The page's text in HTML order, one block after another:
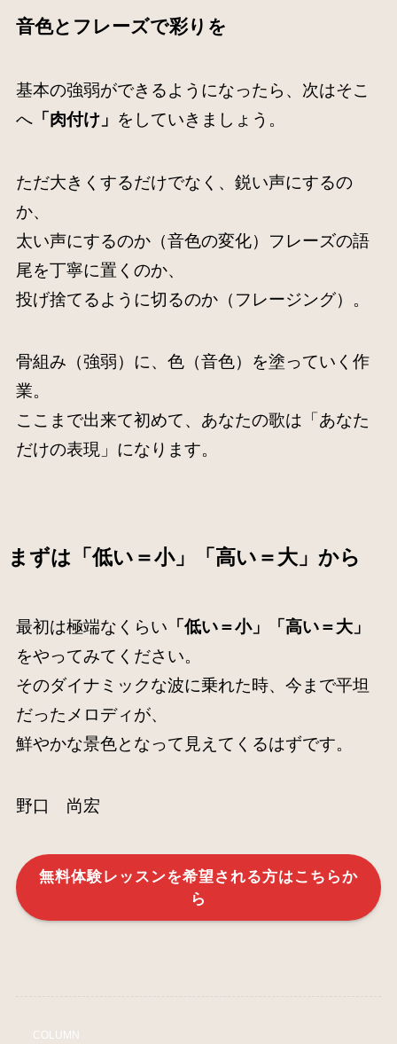
音色とフレーズで彩りを
基本の強弱ができるようになったら、次はそこ
へ「肉付け」 をしていきましょう。
ただ大きくするだけでなく、鋭い声にするの
か、
太い声にするのか（音色の変化）フレーズの語
尾を丁寧に置くのか、
投げ捨てるように切るのか（フレージング）。
骨組み（強弱）に、色（音色）を塗っていく作
業。
ここまで出来て初めて、あなたの歌は「あなた
だけの表現」になります。
まずは 「低い＝小」「高い＝大」 から
最初は極端なくらい 「低い＝小」「高い＝大」
をやってみてください。
そのダイナミックな波に乗れた時、今まで平坦
だったメロディが、
鮮やかな景色となって見えてくるはずです。
野口 尚宏
無料体験レッスンを希望される方はこちらか
ら
COLUMN